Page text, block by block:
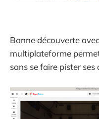
Bonne découverte
multiplateforme
sans se faire pister ses